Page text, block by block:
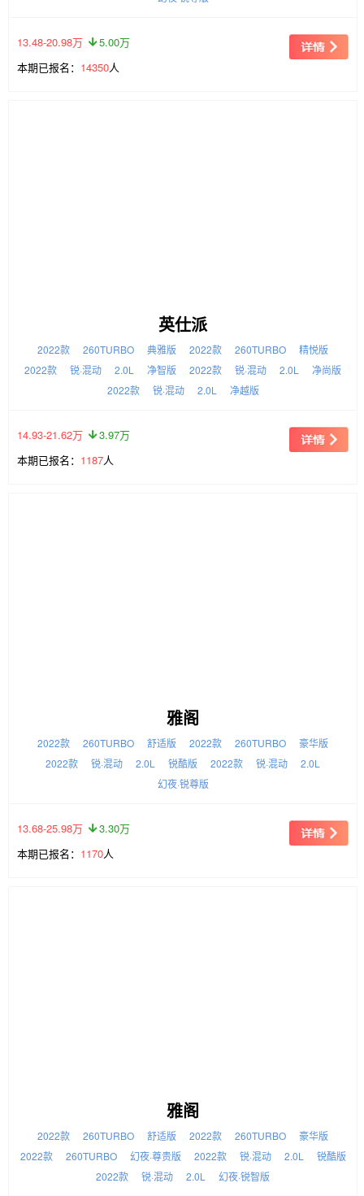
13.48-20.98万
5.00万
本期已报名： 14350人
英仕派
2022款 260TURBO 典雅版 2022款 260TURBO
精悦版
2022款
锐·混动 2.0L 净智版 2022款 锐·混动 2.0L
净尚版
2022款
锐·混动 2.0L 净越版
14.93-21.62万
3.97万
本期已报名： 1187人
雅阁
2022款 260TURBO 舒适版 2022款 260TURBO
豪华版
2022款
锐·混动 2.0L 锐酷版 2022款 锐·混动
2.0L
幻夜·锐尊版
13.68-25.98万
3.30万
本期已报名： 1170人
雅阁
2022款 260TURBO 舒适版 2022款 260TURBO
豪华版
2022款
260TURBO 幻夜·尊贵版 2022款 锐·混动 2.0L
锐酷版
2022款
锐·混动 2.0L 幻夜·锐智版